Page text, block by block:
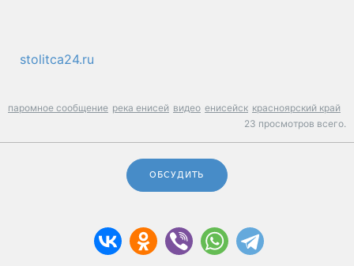
stolitca24.ru
паромное сообщение река енисей видео енисейск красноярский край
23 просмотров всего.
ОБСУДИТЬ